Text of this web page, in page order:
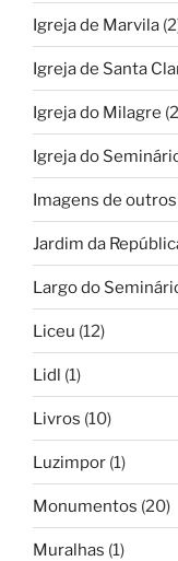
Igreja de Marvila
Igreja de Santa
Igreja do Milagre
Igreja do
Imagens de
Jardim da
Largo do
Liceu (12)
Lidl (1)
Livros (10)
Luzimpor (1)
Monumentos (20)
Muralhas (1)